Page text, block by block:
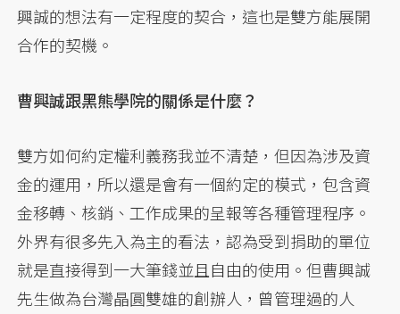
興誠的想法有一定程度的契合，這也是雙方能展開
合作的契機。
曹興誠跟黑熊學院的關係是什麼？
雙方如何約定權利義務我並不清楚，但因為涉及資
金的運用，所以還是會有一個約定的模式，包含資
金移轉、核銷、工作成果的呈報等各種管理程序。
外界有很多先入為主的看法，認為受到捐助的單位
就是直接得到一大筆錢並且自由的使用。但曹興誠
先生做為台灣晶圓雙雄的創辦人，曾管理過的人